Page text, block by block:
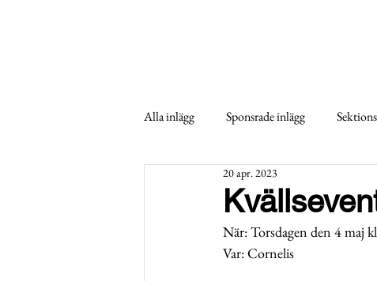
Alla inlägg Sponsrade inlägg
20 apr. 2023
När: Torsdagen den 4 maj
Var: Cornelis